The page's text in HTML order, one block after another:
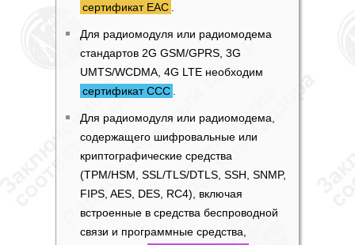
сертификат ЕАС
Для радиомодуля или радиомодема
стандартов 2G GSM/GPRS, 3G
UMTS/WCDMA, 4G LTE необходим
сертификат ССС
Для радиомодуля или радиомодема,
содержащего шифровальные или
криптографические средства
(TPM/HSM, SSL/TLS/DTLS, SSH, SNMP,
FIPS, AES, DES, RC4), включая
встроенные в средства беспроводной
связи и программные средства,